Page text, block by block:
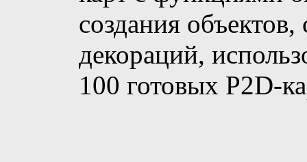
создания
декораций,
100 готовых P2D-